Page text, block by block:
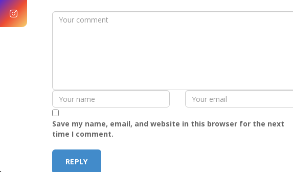
Save my name, email, and website in this browser for the next
time I comment.